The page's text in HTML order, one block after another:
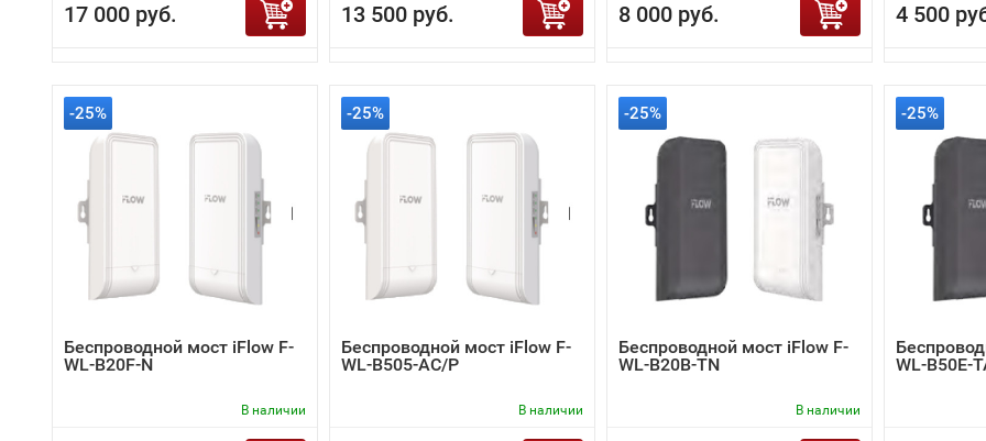
17 000 руб. 13 500 руб. 8 000 руб. 4 500
-25%
Беспроводной мост iFlow F-
WL-B20F-N
В наличии
-25%
Беспроводной мост iFlow F-
WL-B505-AC/P
В наличии
-25%
Беспроводной мост iFlow F-
WL-B20B-TN
В наличии
-25%
WL-B50E-